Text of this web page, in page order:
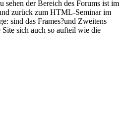
sehen der Bereich des Forums ist im
zurück zum HTML-Seminar im
sind das Frames?und Zweitens
sich auch so aufteil wie die